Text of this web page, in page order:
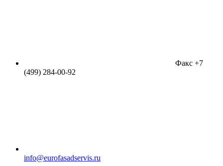
Факс +7
(499) 284-00-92
info@eurofasadservis.ru